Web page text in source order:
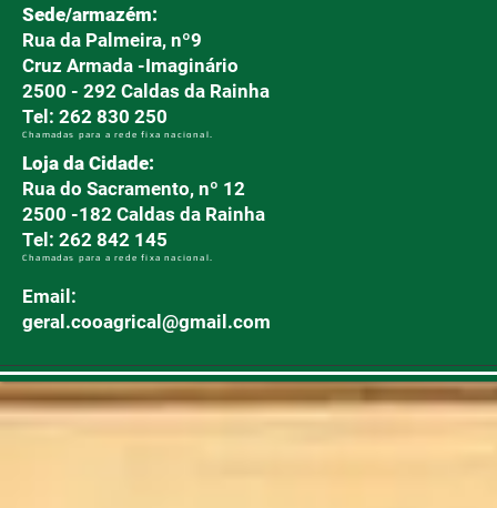
Sede/armazém:
Rua da Palmeira, nº9
Cruz Armada -Imaginário
2500 - 292 Caldas da Rainha
Tel: 262 830 250
Chamadas para a rede fixa nacional.
Loja da Cidade:
Rua do Sacramento, nº 12
2500 -182 Caldas da Rainha
Tel: 262 842 145
Chamadas para a rede fixa nacional.
Email:
geral.cooagrical@gmail.com